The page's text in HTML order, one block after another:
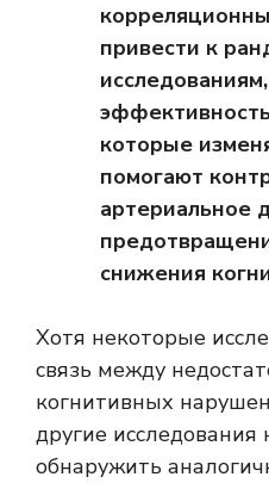
привести к
которые
помогают
артериальное
снижения
Хотя некоторые
связь между
когнитивных
другие исследования
обнаружить